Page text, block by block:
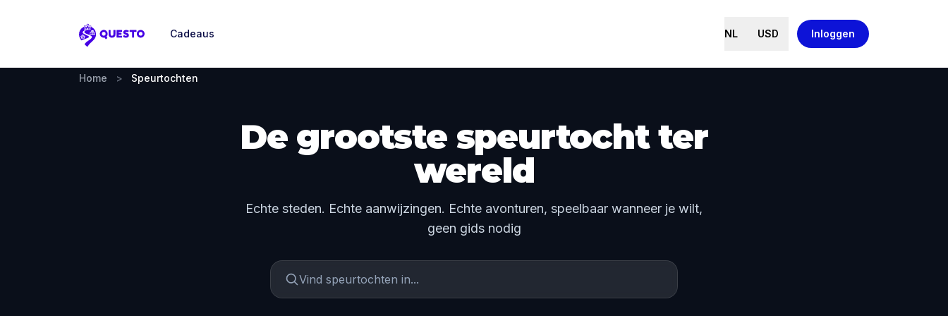
Questo
Cadeaus NL USD Inloggen
Home > Speurtochten
De grootste speurtocht ter
wereld
Echte steden. Echte aanwijzingen. Echte avonturen, speelbaar wanneer je wilt,
geen gids nodig